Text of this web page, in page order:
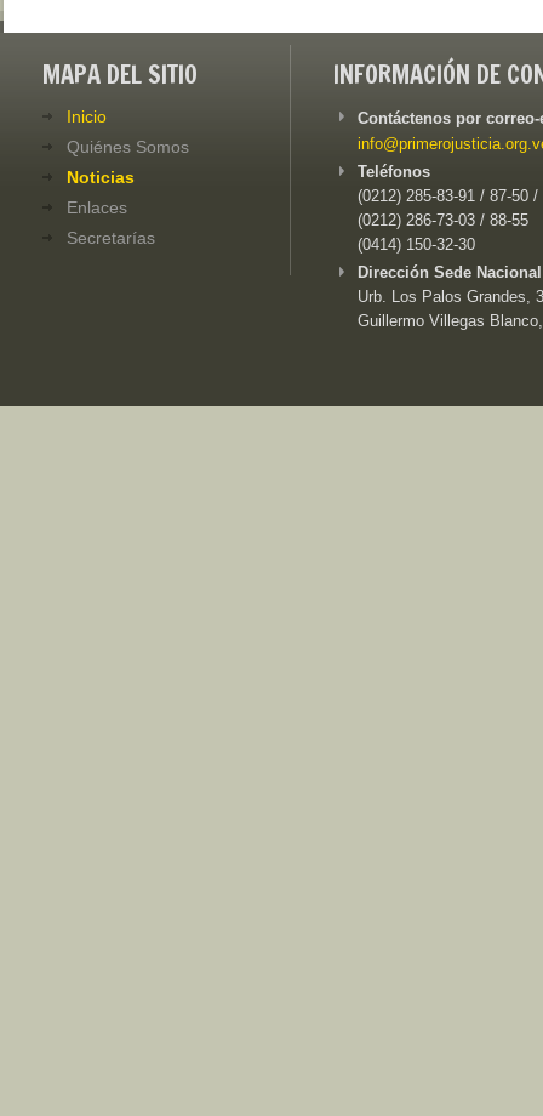
MAPA DEL SITIO
Inicio
Quiénes Somos
Noticias
Enlaces
Secretarías
INFORMACIÓN DE
Contáctenos por
Teléfonos
(0212) 285-83-91 / 87-50 /
(0212) 286-73-03 / 88-55
(0414) 150-32-30
Dirección Sede
Urb. Los Palos Grandes,
Guillermo Villegas